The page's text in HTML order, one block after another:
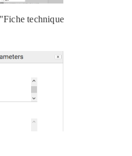
technique